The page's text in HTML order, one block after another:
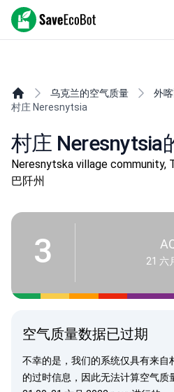
SaveEcoBot
乌克兰的空气质量
外
村庄 Neresnytsia
村庄 Neresnytsia
Neresnytska village community,
巴阡州
3 21 六
空气质量数据已过期
不幸的是，我们的系统仅具有来
的过时信息，因此无法计算空气质